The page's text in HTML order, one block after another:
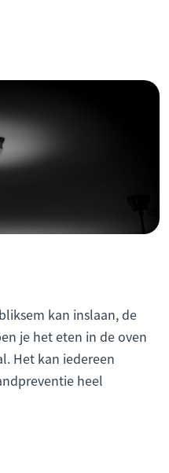
kan inslaan, de
je het eten in de oven
Het kan iedereen
heel